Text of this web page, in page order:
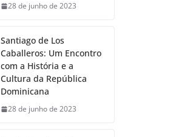
28 de junho de 2023
Santiago de Los
Caballeros: Um Encontro
com a História e a
Cultura da República
Dominicana
28 de junho de 2023